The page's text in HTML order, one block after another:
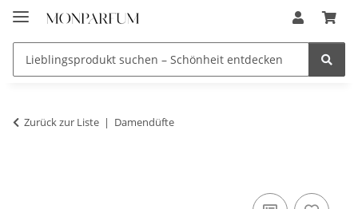
Zurück zur Liste Damendüfte